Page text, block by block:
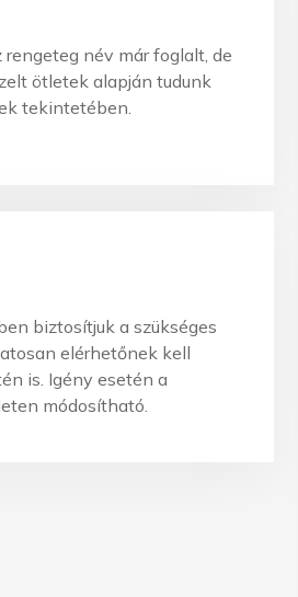
név már foglalt, de
ötletek alapján tudunk
tekintetében.
biztosítjuk a szükséges
elérhetőnek kell
is. Igény esetén a
módosítható.